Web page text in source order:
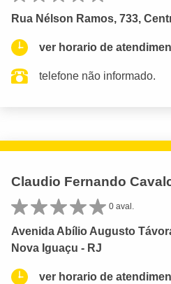
Rua Nélson Ramos, 733,
ver horario de
telefone não informado.
Claudio Fernando
0 aval.
Avenida Abílio Augusto
Nova Iguaçu - RJ
ver horario de